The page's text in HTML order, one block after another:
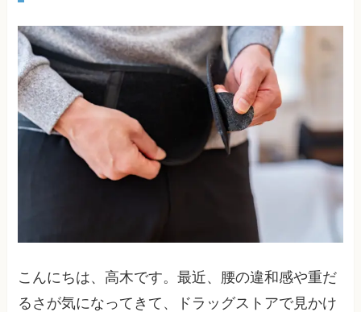
こんにちは、高木です。最近、腰の違和感や重だ
るさが気になってきて、ドラッグストアで見かけ